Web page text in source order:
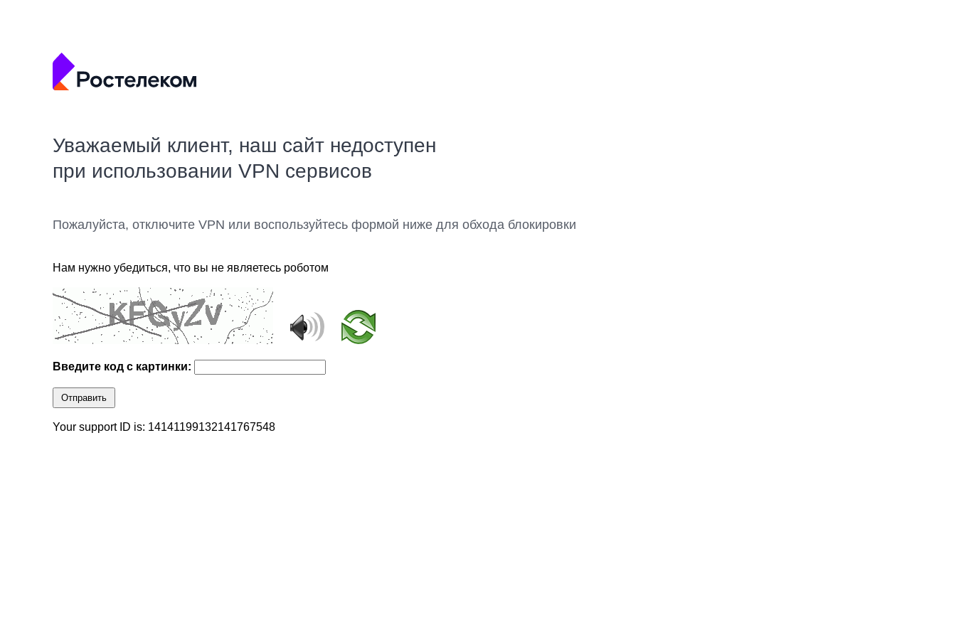
Уважаемый клиент, наш сайт недоступен
при использовании VPN сервисов
Пожалуйста, отключите VPN или воспользуйтесь формой ниже для обхода блокировки
Нам нужно убедиться, что вы не являетесь роботом
Введите код с картинки:
Отправить
Your support ID is: 14141199132141767548